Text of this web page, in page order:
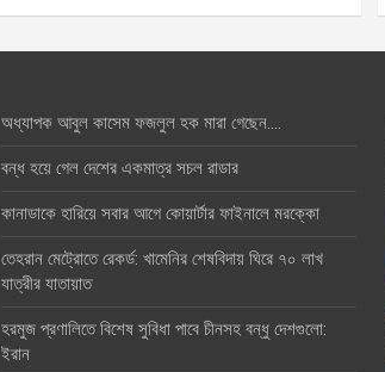
অধ্যাপক আবুল কাসেম ফজলুল হক মারা গেছেন….
বন্ধ হয়ে গেল দেশের একমাত্র সচল রাডার
কানাডাকে হারিয়ে সবার আগে কোয়ার্টার ফাইনালে মরক্কো
তেহরান মেট্রোতে রেকর্ড: খামেনির শেষবিদায় ঘিরে ৭০ লাখ
যাত্রীর যাতায়াত
হরমুজ প্রণালিতে বিশেষ সুবিধা পাবে চীনসহ বন্ধু দেশগুলো:
ইরান